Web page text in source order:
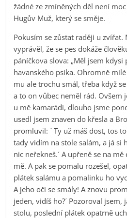
žádné ze zmíněných děl není
Hugův Muž, který se směje.
Pokusím se zůstat raději u zvířat.
vyprávěl, že se pes dokáže
páníčkova slova: „Měl jsem kdysi
havanského psíka. Ohromně
mu ale trochu smál, třeba když
a to on vůbec neměl rád. Ovšem
u mě kamarádi, dlouho jsme
usedl jsem znaven do křesla a
promluvil: ´ Ty už máš dost, tos
tady vidím na stole salám, a já si
nic neřekneš.´ A upřeně se na
mě. A pak se pomalu rozešel,
plátek salámu a pomalinku ho
A jeho oči se smály! A znovu
jeden, vidíš ho?´ Pozoroval jsem,
stolu, poslední plátek opatrně